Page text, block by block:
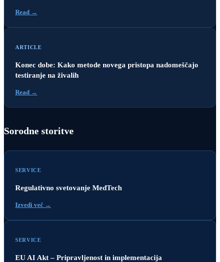
Read →
ARTICLE
Konec dobe: Kako metode novega pristopa nadomeščajo
testiranje na živalih
Read →
Sorodne storitve
SERVICE
Regulativno svetovanje MedTech
Izvedi več →
SERVICE
EU AI Akt – Pripravljenost in implementacija